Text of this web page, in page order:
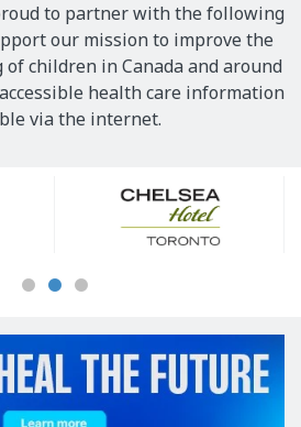
to partner with the following
our mission to improve the
children in Canada and around
health care information
via the internet.